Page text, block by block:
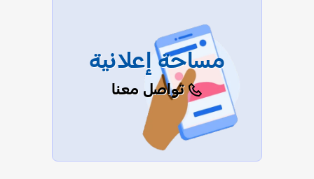
مساحة إعلانية
تواصل معنا